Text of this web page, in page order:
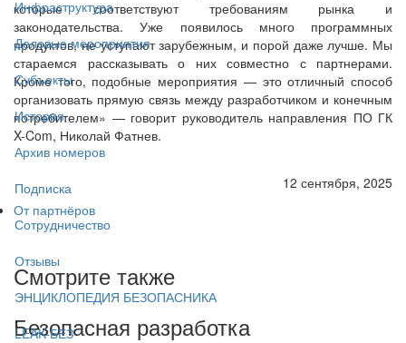
Инфраструктура
Деловые мероприятия
Субъекты
История
Архив номеров
Подписка
Сотрудничество
Отзывы
ЭНЦИКЛОПЕДИЯ БЕЗОПАСНИКА
LEAK-БЕЗ
которые соответствуют требованиям рынка и
законодательства. Уже появилось много программных
продуктов, не уступают зарубежным, и порой даже лучше. Мы
стараемся рассказывать о них совместно с партнерами.
Кроме того, подобные мероприятия — это отличный способ
организовать прямую связь между разработчиком и конечным
потребителем» — говорит руководитель направления ПО ГК
X-Com, Николай Фатнев.
12 сентября, 2025
От партнёров
Смотрите также
Безопасная разработка